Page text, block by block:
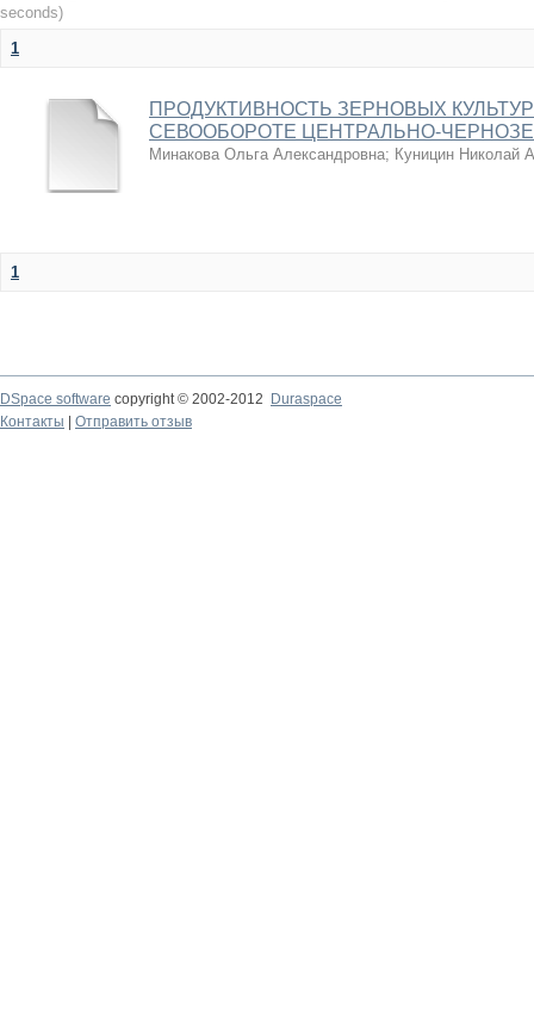
seconds)
1
ПРОДУКТИВНОСТЬ ЗЕРНОВЫХ
СЕВООБОРОТЕ ЦЕНТРАЛЬНО-
Минакова Ольга Александровна; Куницин Николай
1
DSpace software copyright © 2002-2012
Duraspace
Контакты
Отправить отзыв